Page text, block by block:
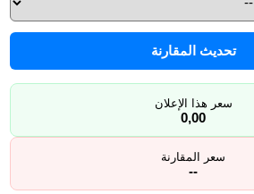
تحديث المقارنة
سعر هذا الإعلان
0,00
سعر المقارنة
--